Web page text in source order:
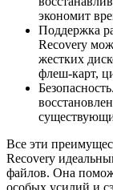
экономит
Поддержка
Recovery
жестких
флеш-карт,
Все эти
Recovery
файлов. Она